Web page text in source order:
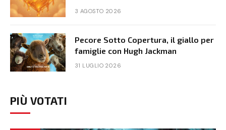
3 AGOSTO 2026
Pecore Sotto Copertura, il giallo per
famiglie con Hugh Jackman
31 LUGLIO 2026
PIÙ VOTATI